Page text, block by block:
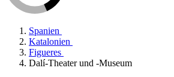
Spanien
Katalonien
Figueres
Dalí-Theater und -Museum